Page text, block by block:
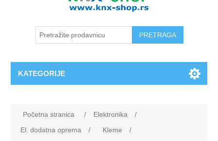
KATEGORIJE
Početna stranica / Elektronika
/
El. dodatna oprema
/ Kleme
/